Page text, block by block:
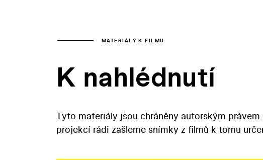
MATERIÁLY K FILMU
K nahlédnutí
Tyto materiály jsou chráněny autorským
projekcí rádi zašleme snímky z filmů k tomu